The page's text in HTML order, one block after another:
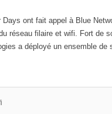
ont fait appel à Blue
réseau filaire et wifi. Fort de
a déployé un ensemble